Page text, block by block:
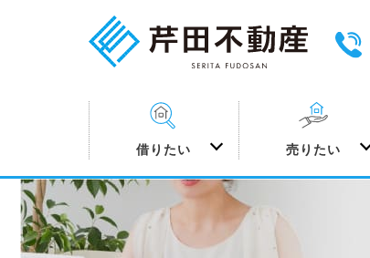
借りたい 売りたい